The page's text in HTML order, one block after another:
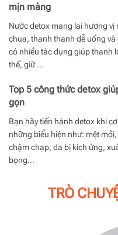
mịn màng
Nước detox mang lại hương vị
chua, thanh thanh dễ uống và
có nhiều tác dụng giúp thanh
thể, giữ …
Top 5 công thức detox
gọn
Bạn hãy tiến hành detox khi
những biểu hiện như: mệt mỏi,
chậm chạp, da bị kích ứng,
bọng…
TRÒ